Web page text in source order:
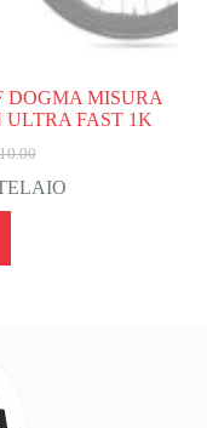
MISURA
FAST 1K